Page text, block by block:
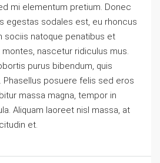
mi elementum pretium. Donec
egestas sodales est, eu rhoncus
sociis natoque penatibus et
nascetur ridiculus mus.
purus bibendum, quis
posuere felis sed eros
massa magna, tempor in
Aliquam laoreet nisl massa, at
et.